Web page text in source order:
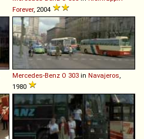
Forever, 2004
Mercedes-Benz O 303 in Navajeros,
1980